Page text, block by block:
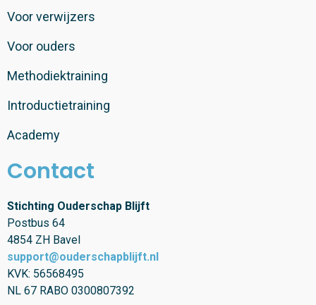
Voor verwijzers
Voor ouders
Methodiektraining
Introductietraining
Academy
Contact
Stichting Ouderschap Blijft
Postbus 64
4854 ZH Bavel
support@ouderschapblijft.nl
KVK: 56568495
NL 67 RABO 0300807392